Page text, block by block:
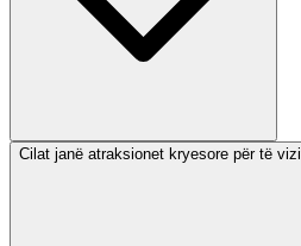
Cilat janë atraksionet kryesore për të